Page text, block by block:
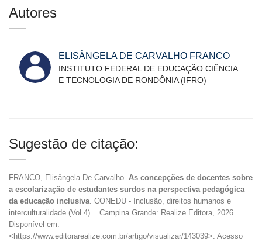
Autores
ELISÂNGELA DE CARVALHO FRANCO
INSTITUTO FEDERAL DE EDUCAÇÃO CIÊNCIA
E TECNOLOGIA DE RONDÔNIA (IFRO)
Sugestão de citação:
FRANCO, Elisângela De Carvalho. As concepções de docentes sobre
a escolarização de estudantes surdos na perspectiva pedagógica
da educação inclusiva . CONEDU - Inclusão, direitos humanos e
interculturalidade (Vol.4)... Campina Grande: Realize Editora, 2026.
Disponível em:
<https://www.editorarealize.com.br/artigo/visualizar/143039>. Acesso